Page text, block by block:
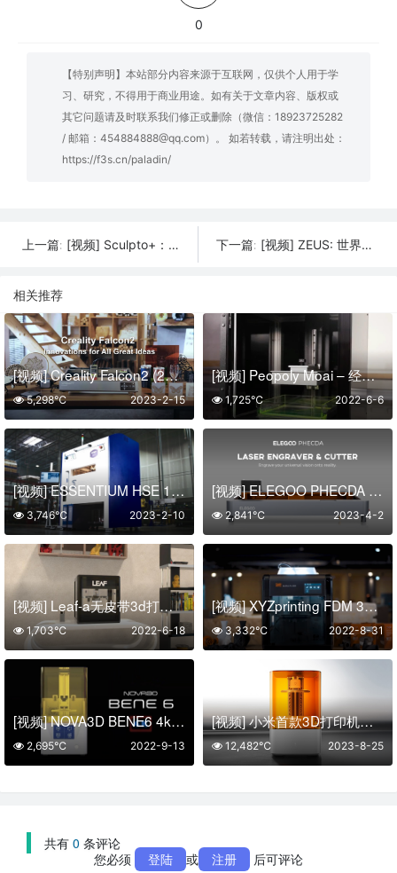
0
【特别声明】本站部分内容来源于互联网，仅供个人用于学
习、研究，不得用于商业用途。如有关于文章内容、版权或
其它问题请及时联系我们修正或删除（微信：18923725282
/ 邮箱：454884888@qq.com）。 如若转载，请注明出处：
https://f3s.cn/paladin/
上一篇: [视频] Sculpto+：世界上最人性化的桌面 3D 打印机 下一篇: [视频] ZEUS: 世界上第一台3D扫描、打印、复印和传真一体机
相关推荐
[视频] Creality Falcon2 (22W) 激光雕刻机和切割机
2023-2-15
5,298℃
[视频] Peopoly Moai – 经济实惠的高分辨率激光 SLA 3D打印机
2022-6-6
1,725℃
[视频] ESSENTIUM HSE 180 高速挤压3D打印平台系列
2023-2-10
3,746℃
[视频] ELEGOO PHECDA 高性价比 10W/20W 激光雕刻切割机 4月8日正式发布
2023-4-2
2,841℃
[视频] Leaf-a无皮带3d打印机
2022-6-18
1,703℃
[视频] XYZprinting FDM 3D打印机 da Vinci Pro EVO_JP 版
2022-8-31
3,332℃
[视频] NOVA3D BENE6 4k单色 LCD光固化3D打印机
2022-9-13
2,695℃
[视频] 小米首款3D打印机：自动进退料、AI云切片、人脸拍照建模 3D玩家兴趣首选
2023-8-25
12,482℃
共有 0 条评论
您必须 登陆 或 注册 后可评论